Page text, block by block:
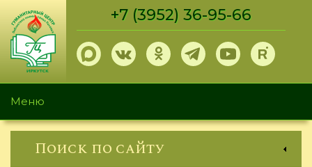
Перейти
основному
содержанию
+7 (3952) 36-95-66
Меню
Поиск по сайту